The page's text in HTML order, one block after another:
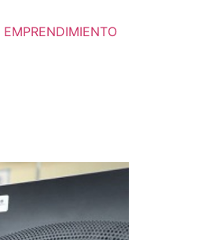
EMPRENDIMIENTO